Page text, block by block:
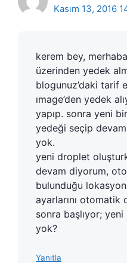
Kasım 13, 2016
kerem bey,
üzerinden yedek
blogunuz’daki tarif
ımage’den yedek
yapıp. sonra yeni
yedeği seçip
yok.
yeni droplet
devam diyorum,
bulunduğu
ayarlarını otomatik
sonra başlıyor;
yok?
Yanıtla